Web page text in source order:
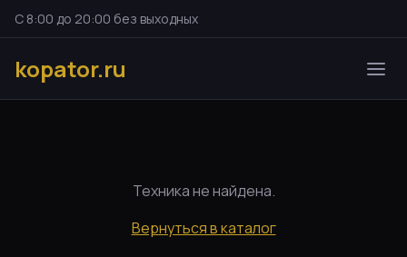
С 8:00 до 20:00 без выходных
kopator.ru
Техника не найдена.
Вернуться в каталог